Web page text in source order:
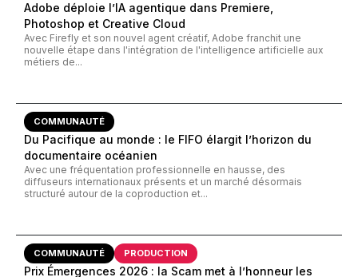
Adobe déploie l’IA agentique dans Premiere,
Photoshop et Creative Cloud
Avec Firefly et son nouvel agent créatif, Adobe franchit une
nouvelle étape dans l'intégration de l'intelligence artificielle aux
métiers de...
COMMUNAUTÉ
Du Pacifique au monde : le FIFO élargit l’horizon du
documentaire océanien
Avec une fréquentation professionnelle en hausse, des
diffuseurs internationaux présents et un marché désormais
structuré autour de la coproduction et...
COMMUNAUTÉ PRODUCTION
Prix Émergences 2026 : la Scam met à l’honneur les